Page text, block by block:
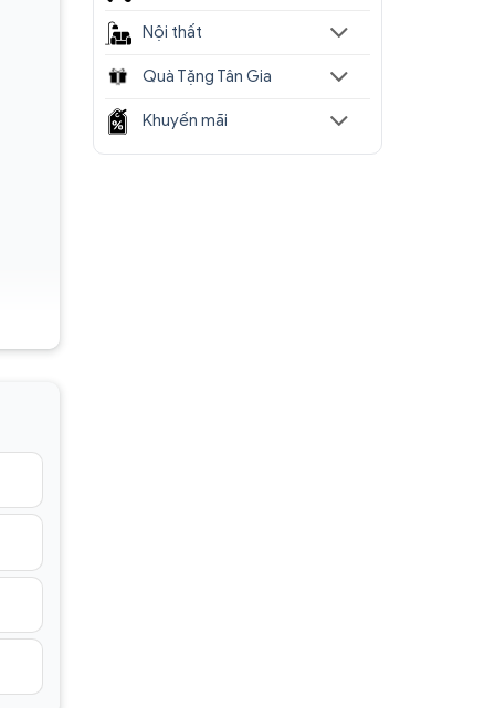
Nội thất
Quà Tặng Tân Gia
Khuyến mãi